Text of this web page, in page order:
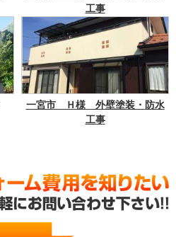
工事
一宮市 Ｈ様 外壁塗装・防水
工事